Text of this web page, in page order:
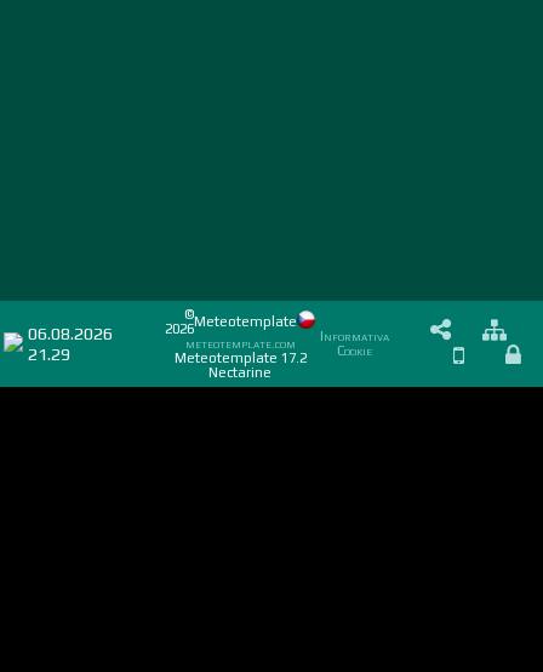
06.08.2026
21.29
©
2026Meteotemplate
meteotemplate.com
Meteotemplate 17.2
Nectarine
Informativa
Cookie